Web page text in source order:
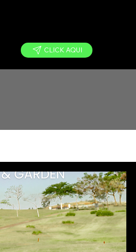
CLICK AQUI